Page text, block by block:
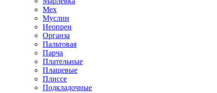
Мех
Муслин
Неопрен
Органза
Пальтовая
Парча
Плательные
Плащевые
Плиссе
Подкладочные